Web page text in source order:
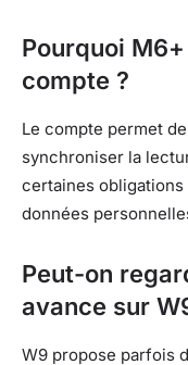
Pourquoi
compte ?
Le compte permet
synchroniser la
certaines
données
Peut-on
avance sur
W9 propose parfois